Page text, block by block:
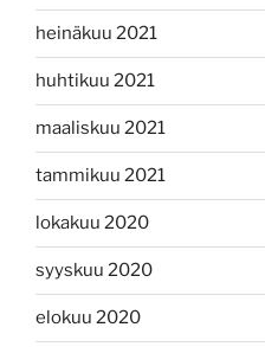
heinäkuu 2021
huhtikuu 2021
maaliskuu 2021
tammikuu 2021
lokakuu 2020
syyskuu 2020
elokuu 2020